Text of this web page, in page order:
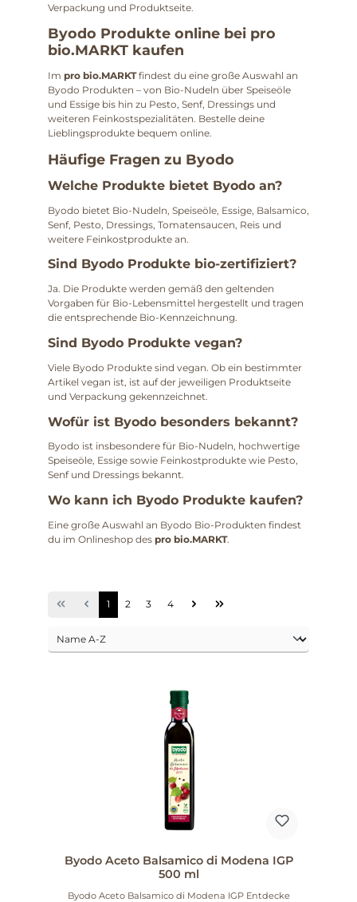
Verpackung und Produktseite.
Byodo Produkte online bei pro
bio.MARKT kaufen
Im pro bio.MARKTfindest du eine große Auswahl an
Byodo Produkten – von Bio-Nudeln über Speiseöle
und Essige bis hin zu Pesto, Senf, Dressings und
weiteren Feinkostspezialitäten. Bestelle deine
Lieblingsprodukte bequem online.
Häufige Fragen zu Byodo
Welche Produkte bietet Byodo an?
Byodo bietet Bio-Nudeln, Speiseöle, Essige, Balsamico,
Senf, Pesto, Dressings, Tomatensaucen, Reis und
weitere Feinkostprodukte an.
Sind Byodo Produkte bio-zertifiziert?
Ja. Die Produkte werden gemäß den geltenden
Vorgaben für Bio-Lebensmittel hergestellt und tragen
die entsprechende Bio-Kennzeichnung.
Sind Byodo Produkte vegan?
Viele Byodo Produkte sind vegan. Ob ein bestimmter
Artikel vegan ist, ist auf der jeweiligen Produktseite
und Verpackung gekennzeichnet.
Wofür ist Byodo besonders bekannt?
Byodo ist insbesondere für Bio-Nudeln, hochwertige
Speiseöle, Essige sowie Feinkostprodukte wie Pesto,
Senf und Dressings bekannt.
Wo kann ich Byodo Produkte kaufen?
Eine große Auswahl an Byodo Bio-Produkten findest
du im Onlineshop des pro bio.MARKT.
1 2 3 4
Byodo Aceto Balsamico di Modena IGP
500 ml
Byodo Aceto Balsamico di Modena IGP Entdecke